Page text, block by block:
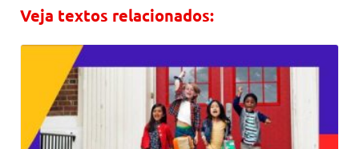
Veja textos relacionados: